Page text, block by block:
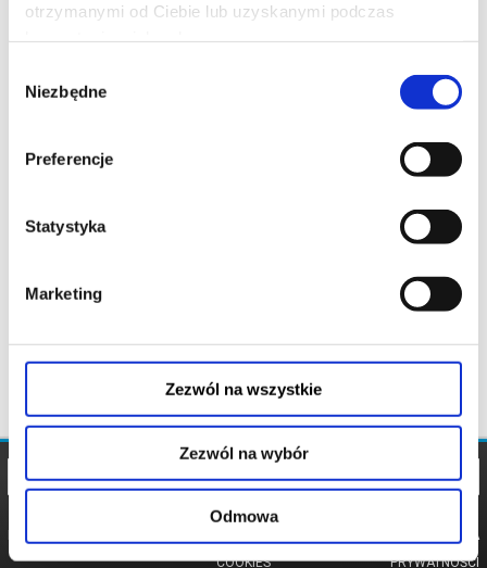
otrzymanymi od Ciebie lub uzyskanymi podczas
zgody
Niezbędne
Preferencje
Statystyka
Marketing
Zezwól na wszystkie
Zezwól na wybór
Odmowa
POLITYKA
PRYWATNOŚCI
COOKIES